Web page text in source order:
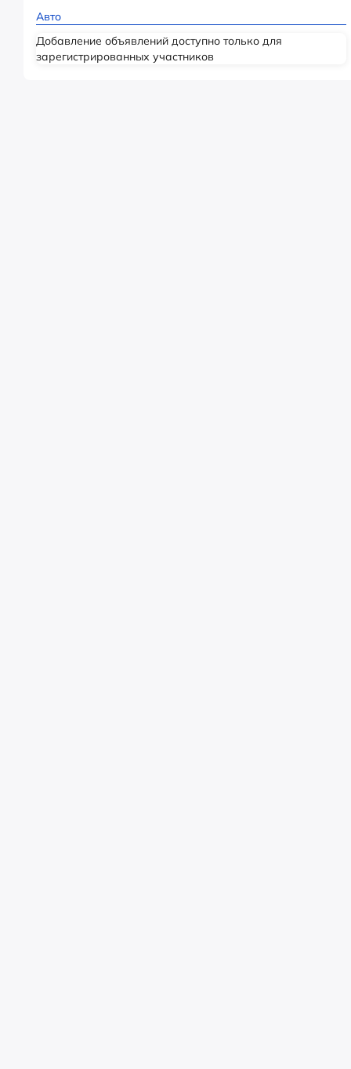
Авто
Добавление объявлений доступно только для
зарегистрированных участников